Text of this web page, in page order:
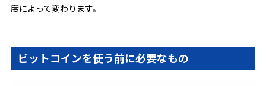
度によって変わります。
ビットコインを使う前に必要なもの